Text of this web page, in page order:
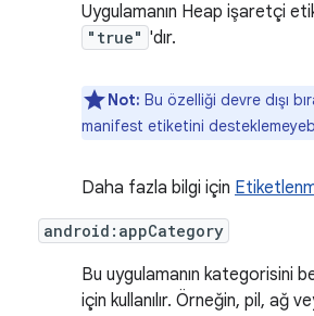
Uygulamanın Heap işaretçi
"true" 'dır.
Not: Bu özelliği devre dışı
manifest etiketini
Daha fazla bilgi için
android:appCategory
Bu uygulamanın kategorisini
için kullanılır. Örneğin, pil, ağ